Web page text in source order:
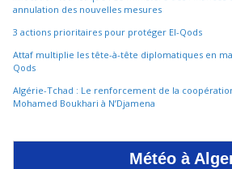
annulation des nouvelles mesures
3 actions prioritaires pour protéger El-Qods
Attaf multiplie les tête-à-tête diplomatiques en
Qods
Algérie-Tchad : Le renforcement de la
Mohamed Boukhari à N’Djamena
Météo à